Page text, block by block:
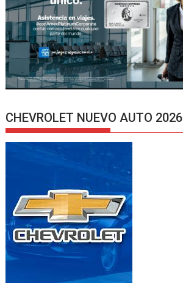
CHEVROLET NUEVO AUTO 2026